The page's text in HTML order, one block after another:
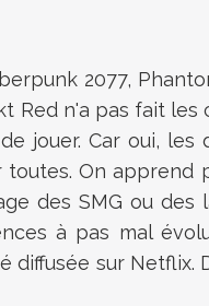
2077,
Red n'a pas fait
jouer. Car oui,
On apprend
des SMG ou
à pas mal
diffusée sur